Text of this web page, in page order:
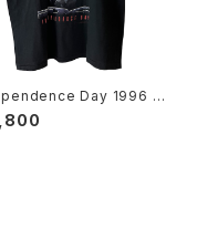
Day 1996 M
Tee